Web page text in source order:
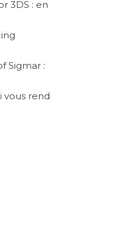
3DS : en
Sigmar :
vous rend